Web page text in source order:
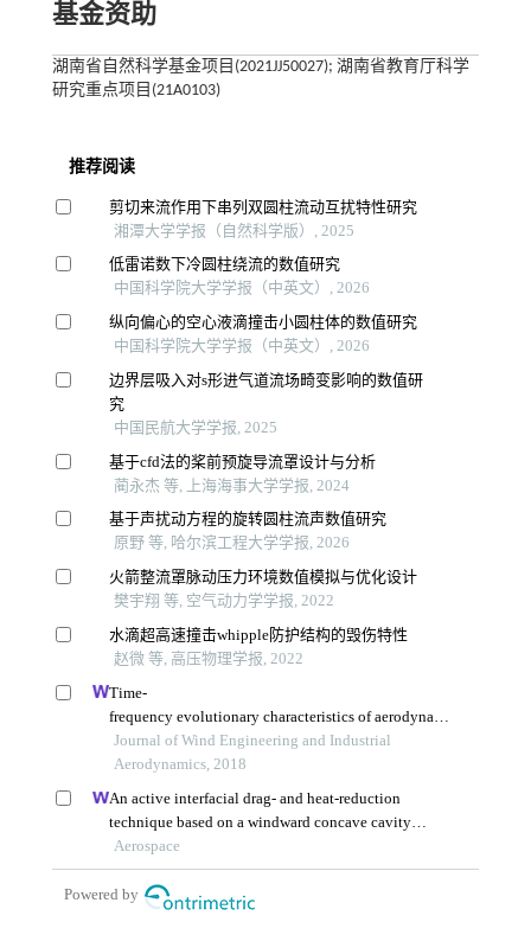
基金资助
湖南省自然科学基金项目(2021JJ50027); 湖南省教育厅科学
研究重点项目(21A0103)